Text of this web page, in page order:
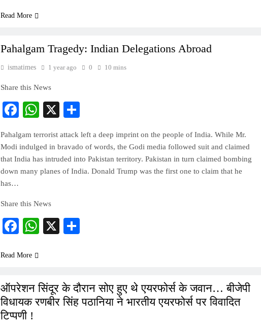
Read More
Pahalgam Tragedy: Indian Delegations Abroad
ismatimes 1 year ago 0 10 mins
Share this News
Facebook
WhatsApp
X
Pahalgam terrorist attack left a deep imprint on the people of India. While Mr.
Modi indulged in bravado of words, the Godi media followed suit and claimed
that India has intruded into Pakistan territory. Pakistan in turn claimed bombing
down many planes of India. Donald Trump was the first one to claim that he
has…
Share this News
Facebook
WhatsApp
X
Read More
ऑपरेशन सिंदूर के दौरान सोए हुए थे एयरफोर्स के जवान… बीजेपी
विधायक रणबीर सिंह पठानिया ने भारतीय एयरफोर्स पर विवादित
टिप्पणी !